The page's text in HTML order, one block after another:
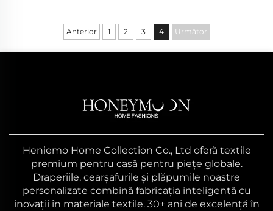
Anterior 1 2 3 4 Următor
Heniemo Home Collection Co., Ltd oferă textile
premium pentru casă pentru piețe globale.
Draperiile, cearșafurile și plăpumile noastre
personalizate combină fabricația inteligentă cu
inovații în materiale textile. 30+ ani de excelență în